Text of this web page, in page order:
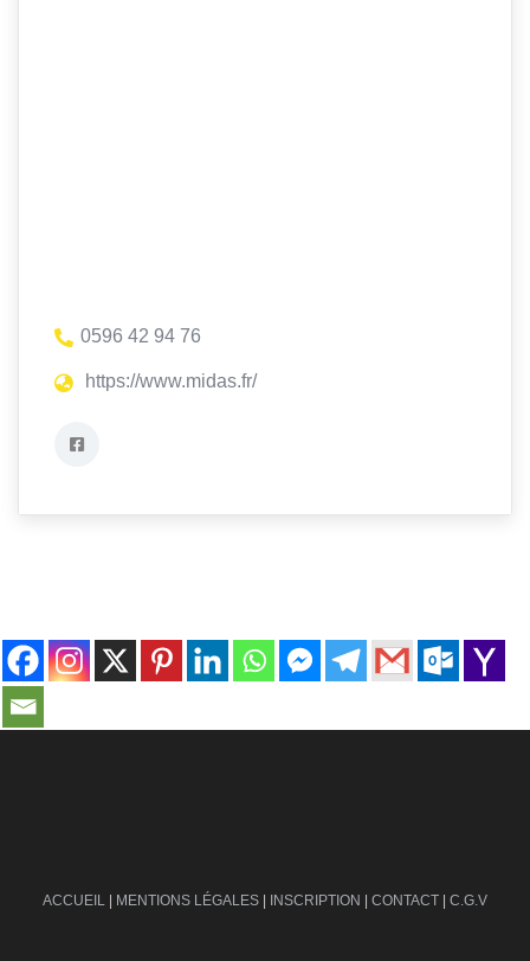
0596 42 94 76
https://www.midas.fr/
ACCUEIL | MENTIONS LÉGALES | INSCRIPTION | CONTACT | C.G.V